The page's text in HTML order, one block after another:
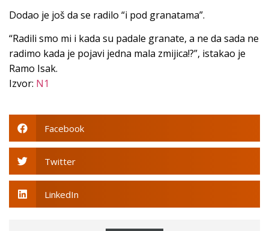
Dodao je još da se radilo “i pod granatama”.
“Radili smo mi i kada su padale granate, a ne da sada ne
radimo kada je pojavi jedna mala zmijica!?”, istakao je
Ramo Isak.
Izvor: N1
Facebook
Twitter
LinkedIn